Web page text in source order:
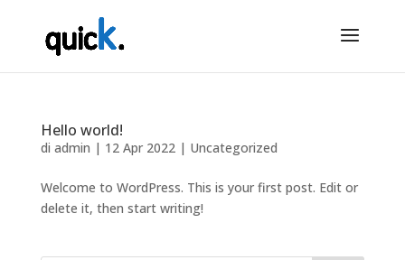
Hello world!
di admin | 12 Apr 2022| Uncategorized
Welcome to WordPress. This is your first post. Edit or
delete it, then start writing!